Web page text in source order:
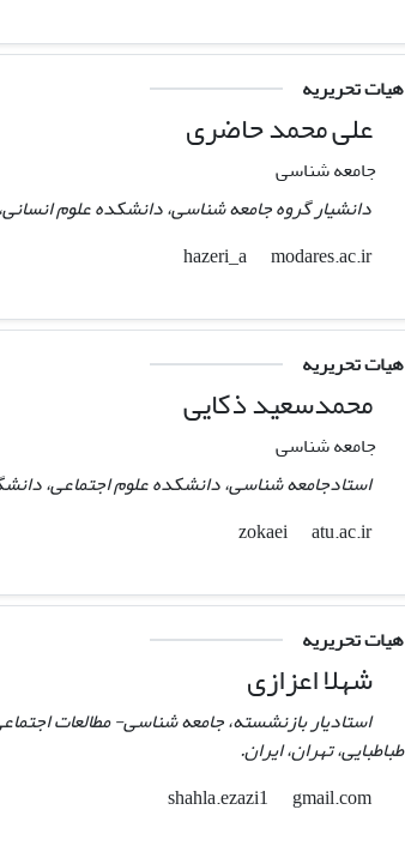
هیات تحریریه
علی محمد حاضری
جامعه شناسی
دانشیار گروه جامعه شناسی، دانشکده علوم
hazeri_a
modares.ac.ir
هیات تحریریه
محمدسعید ذکایی
جامعه شناسی
استادجامعه شناسی، دانشکده علوم اجتماعی،
zokaei
atu.ac.ir
هیات تحریریه
شهلا اعزازی
استادیار بازنشسته، جامعه شناسی- مطالعات
طباطبایی، تهران، ایران.
gmail.com